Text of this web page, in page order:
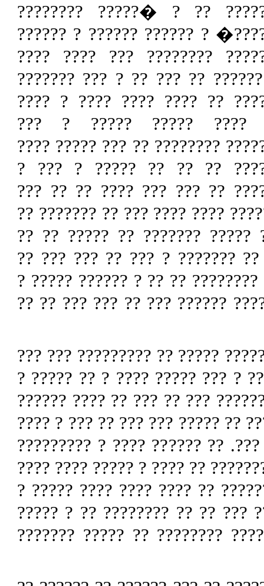
????????? ?? ? �?????
????????� ? ?????? ?????? ?
????????? ???????? ??? ????
???. ?????? ?? ??? ?? ? ???
???????? ?? ???? ???? ???? ?
???? ???? ????? ?????
????????? ???????? ?? ???
???????? ?? ?? ?? ????? ?
???????? ?? ??? ??? ???? ??
?????? ?? ???? ???? ??? ??
? ??? ????? ????? ??????? ??
?????? ?????? ??????? ?? ??
???? ?????? ?? ?? ?????? ???
?????? ??? ? ????? ???? ?? ???
?????? ?? ?? ?? ??? ?? ?????? ?
?????? ??? ?? ? ?????? ?????
??? ??? ????? ???????? ?? ?
?????? ?? ??? ??????? ????? ??
???? ? ?????? ???? ?????
???????? ??????? ? �??? ??� ?
??? ?? ?? ? ??? ? ?????? ?
??? ?? ??? ???? ???. ????? ??
????? ?????????? ?? ?? ?